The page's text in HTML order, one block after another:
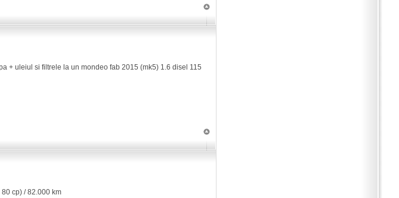
+ uleiul si filtrele la un mondeo fab 2015 (mk5) 1.6 disel 115
cp) / 82.000 km